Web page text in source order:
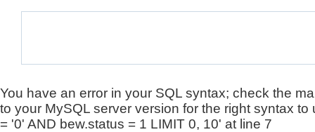
You have an error in your SQL syntax; check the
to your MySQL server version for the right syntax
= '0' AND bew.status = 1 LIMIT 0, 10' at line 7